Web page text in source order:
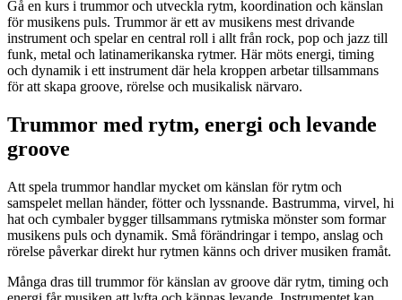
Gå en kurs i trummor och utveckla rytm, koordination och känslan
för musikens puls. Trummor är ett av musikens mest drivande
instrument och spelar en central roll i allt från rock, pop och jazz till
funk, metal och latinamerikanska rytmer. Här möts energi, timing
och dynamik i ett instrument där hela kroppen arbetar tillsammans
för att skapa groove, rörelse och musikalisk närvaro.
Trummor med rytm, energi och levande
groove
Att spela trummor handlar mycket om känslan för rytm och
samspelet mellan händer, fötter och lyssnande. Bastrumma, virvel, hi
hat och cymbaler bygger tillsammans rytmiska mönster som formar
musikens puls och dynamik. Små förändringar i tempo, anslag och
rörelse påverkar direkt hur rytmen känns och driver musiken framåt.
Många dras till trummor för känslan av groove där rytm, timing och